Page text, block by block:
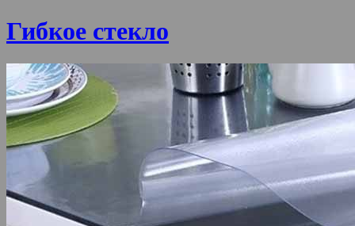
Гибкое стекло